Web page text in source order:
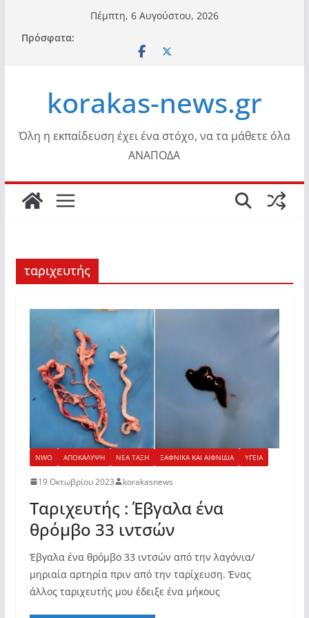
περιεχόμενο
Πέμπτη, 6 Αυγούστου, 2026
Πρόσφατα:
korakas-news.gr
Όλη η εκπαίδευση έχει ένα στόχο, να τα μάθετε όλα
ΑΝΑΠΟΔΑ
ταριχευτής
NWO ΑΠΟΚΑΛΥΨΗ ΝΕΑ ΤΑΞΗ ΞΑΦΝΙΚΑ ΚΑΙ ΑΙΦΝΙΔΙΑ ΥΓΕΙΑ
19 Οκτωβρίου 2023 korakasnews
Tαριχευτής : Έβγαλα ένα
θρόμβο 33 ιντσών
Έβγαλα ένα θρόμβο 33 ιντσών από την λαγόνια/
μηριαία αρτηρία πριν από την ταρίχευση. Ένας
άλλος ταριχευτής μου έδειξε ένα μήκους